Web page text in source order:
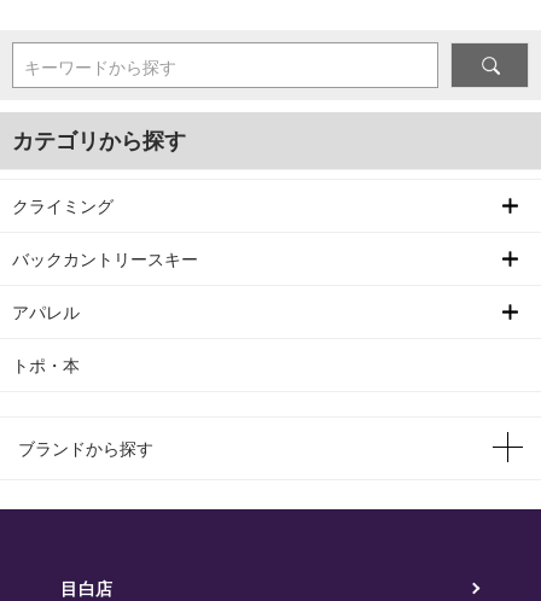
キーワードから探す
カテゴリから探す
クライミング
バックカントリースキー
アパレル
トポ・本
ブランドから探す
目白店